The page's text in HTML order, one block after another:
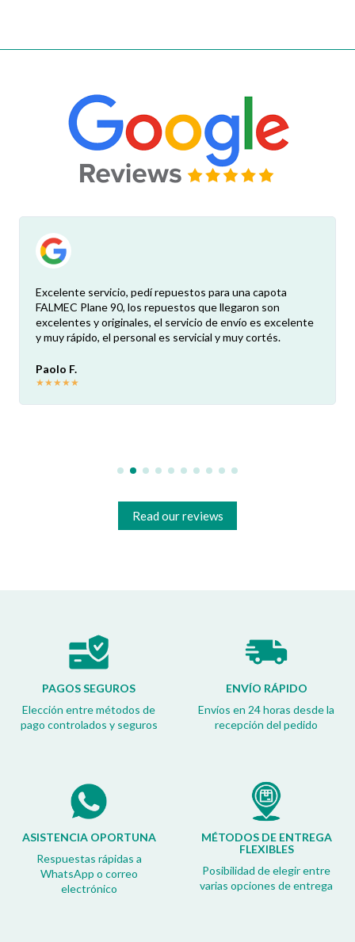
Excelente servicio, pedí repuestos para una capota
FALMEC Plane 90, los repuestos que llegaron son
excelentes y originales, el servicio de envío es excelente
y muy rápido, el personal es servicial y muy cortés.
Paolo F.
★★★★★
Read our reviews
PAGOS SEGUROS
Elección entre métodos de
pago controlados y seguros
ENVÍO RÁPIDO
Envíos en 24 horas desde la
recepción del pedido
ASISTENCIA OPORTUNA
Respuestas rápidas a
WhatsApp o correo
electrónico
MÉTODOS DE ENTREGA
FLEXIBLES
Posibilidad de elegir entre
varias opciones de entrega